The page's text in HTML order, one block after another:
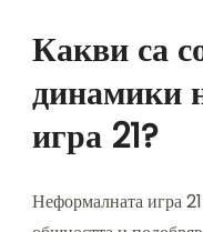
Какви са
динамики
игра 21?
Неформалната игра